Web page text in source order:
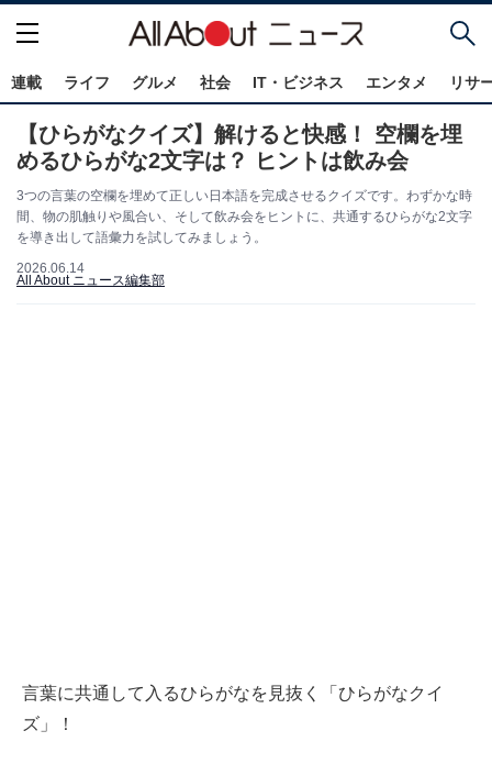
連載 ライフ グルメ 社会 IT・ビジネス エンタメ リサ
【ひらがなクイズ】解けると快感！ 空欄を埋
めるひらがな2文字は？ ヒントは飲み会
3つの言葉の空欄を埋めて正しい日本語を完成させるクイズです。わずかな時
間、物の肌触りや風合い、そして飲み会をヒントに、共通するひらがな2文字
を導き出して語彙力を試してみましょう。
2026.06.14
All About ニュース編集部
言葉に共通して入るひらがなを見抜く「ひらがなクイ
ズ」！